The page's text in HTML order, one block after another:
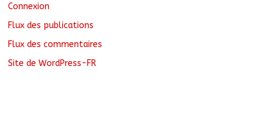
Connexion
Flux des publications
Flux des commentaires
Site de WordPress-FR